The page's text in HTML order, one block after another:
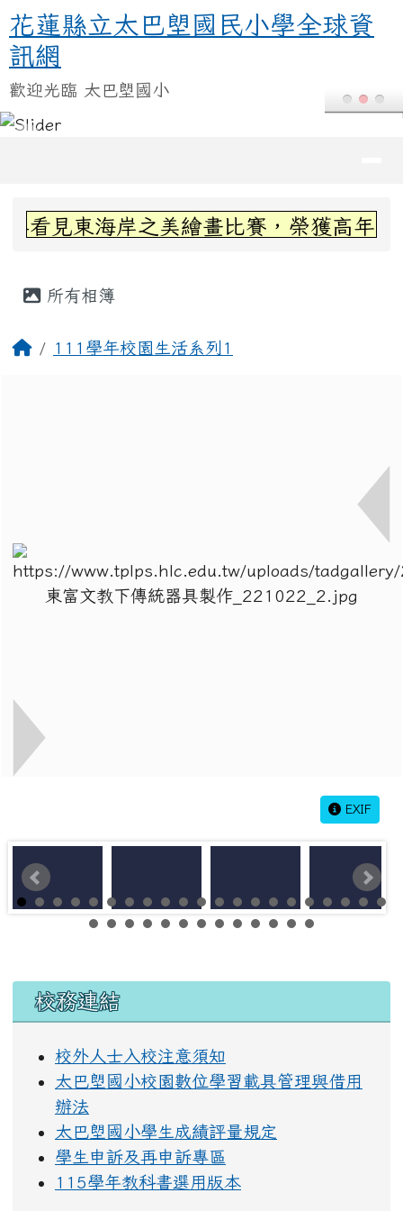
跳至主內容區
花蓮縣立太巴塱國民小學全球資訊
花蓮縣立太巴塱國民小學全球資
訊網
歡迎光臨 太巴塱國小
上中區域內容
見東海岸之美繪畫比賽，榮獲高年級組
所有相簿
回首頁111學年校園生活系列1
EXIF
左邊區域內容
校務連結
校外人士入校注意須知
太巴塱國小校園數位學習載具管理與借用
辦法
太巴塱國小學生成績評量規定
學生申訴及再申訴專區
115學年教科書選用版本